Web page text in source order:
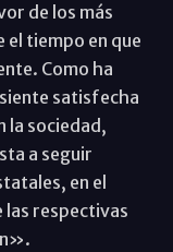
de los más
tiempo en que
Como ha
satisfecha
la sociedad,
a seguir
en el
las respectivas